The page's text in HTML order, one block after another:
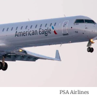
PSA Airlines